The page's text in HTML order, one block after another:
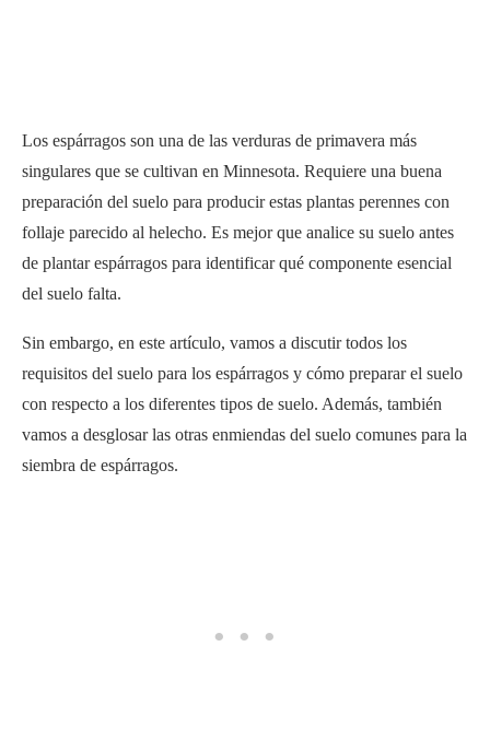
Los espárragos son una de las verduras de primavera más
singulares que se cultivan en Minnesota. Requiere una buena
preparación del suelo para producir estas plantas perennes con
follaje parecido al helecho. Es mejor que analice su suelo antes
de plantar espárragos para identificar qué componente esencial
del suelo falta.
Sin embargo, en este artículo, vamos a discutir todos los
requisitos del suelo para los espárragos y cómo preparar el suelo
con respecto a los diferentes tipos de suelo. Además, también
vamos a desglosar las otras enmiendas del suelo comunes para la
siembra de espárragos.